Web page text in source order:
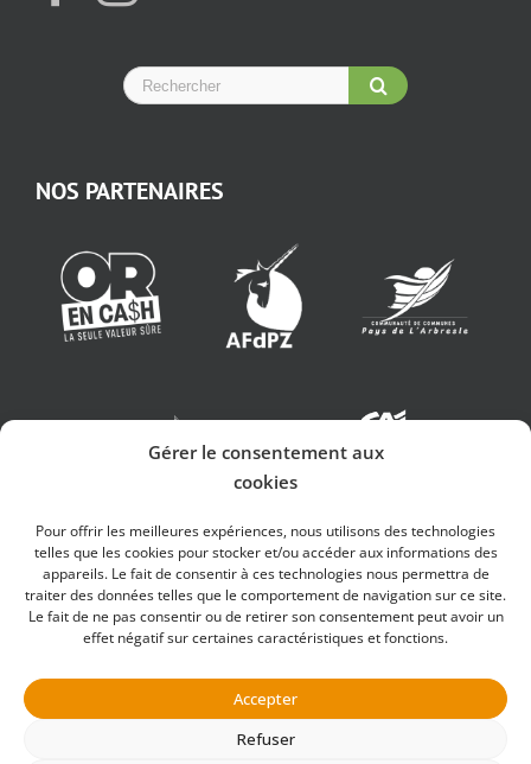
Gérer le consentement aux
cookies
Pour offrir les meilleures expériences, nous utilisons des technologies
telles que les cookies pour stocker et/ou accéder aux informations des
appareils. Le fait de consentir à ces technologies nous permettra de
traiter des données telles que le comportement de navigation sur ce site.
Le fait de ne pas consentir ou de retirer son consentement peut avoir un
effet négatif sur certaines caractéristiques et fonctions.
Accepter
Refuser
NOS PARTENAIRES
Copyright2026 | Design